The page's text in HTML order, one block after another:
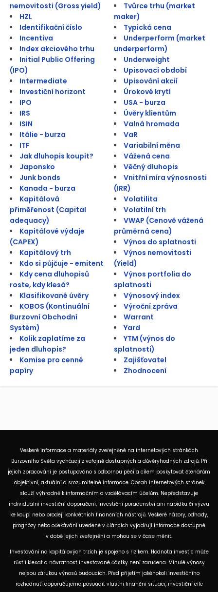
nemovitosti (Gross yield)
HZL
Identifikační číslo
Incentiva
Index akciového trhu
Initial Public Offering
(IPO)
Intermediate
Investiční horizont
IPO
IRS
ISIN
Itálie - burza
ITF
Jak dluhopis koupit?
Japonsko
Junk bonds
Kanada - burza
Kapitálová
přiměřenost (Capital
adequacy)
Kapitálové výdaje
(CAPEX)
Kapitálový trh
Kdo si půjčuje - emitent
Kdy cena dluhopisů
roste, kdy klesá?
Klasifikované úvěry
KOBOS (Kontinuální
Burzovní Obchodní
Systém)
Kolik zaplatíme za
jeden dluhopis?
Komise pro cenné
papíry
Tvůrce trhu (market
maker)
Typická cena
Underperform (market
underperform)
Underweight
Upisovací období
Upisování akcií
Úrokové krytí
USA - burza
Úvěry klientům
Valná hromada
VaR
Variabilní měna
Vážená cena
Věčný dluhopis
Vnitřní míra výnosnosti
(IRR)
Volatilita
Volatilní trh
VWAP (Cenově vážená
průměrná cena)
Výnos do splatnosti
Výnos nemovitosti
(Yield)
Výnos portfolia do
splatnosti
Výnosový index
Výroční zpráva
Warrant
Yard
YTM (výnos do
splatnosti)
Zajišťovatel
Zhodnocení
Veškeré informace a materiály zveřejněné na internetových stránkách
Burzovního Světa vycházejí z veřejně dostupných a důvěryhodných zdrojů. Při
jejich zpracování je postupováno s odbornou péčí a cílem poskytovat čtenářům
objektivní, aktuální a srozumitelné informace. Obsah internetových stránek
slouží výhradně k informačním a vzdělávacím účelům. Nepředstavuje
individuální investiční doporučení, investiční poradenství ani nabídku či výzvu
ke koupi nebo prodeji konkrétních finančních nástrojů. Veškeré názory, odhady,
prognózy nebo očekávání uvedené v článcích vyjadřují informace dostupné
v době jejich zveřejnění a mohou se v čase měnit.
Investování na kapitálových trzích je spojeno s rizikem. Hodnota investic může
růst i klesat a návratnost investované částky není zaručena. Minulé výnosy
nejsou zárukou výnosů budoucích. Před přijetím jakéhokoli investičního
rozhodnutí doporučujeme posoudit vlastní finanční situaci, investiční cíle